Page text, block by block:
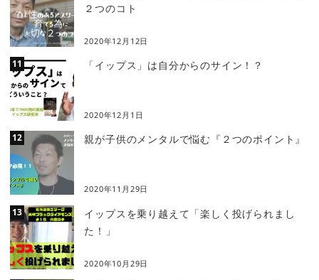
２つのコト
2020年12月12日
「イップス」は自分からのサイン！？
2020年12月1日
親が子供のメンタルで悩む『２つのポイント』
2020年11月29日
イップスを乗り越えて「楽しく投げられまし
た！」
2020年10月29日